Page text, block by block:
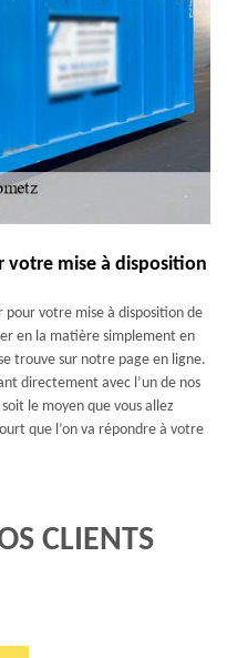
mise à disposition
pour votre mise à disposition de
en la matière simplement en
trouve sur notre page en ligne.
directement avec l’un de nos
le moyen que vous allez
que l’on va répondre à votre
CLIENTS